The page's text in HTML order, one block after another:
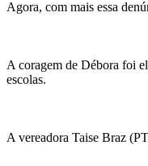
Agora, com mais essa
A coragem de Débora foi
escolas.
A vereadora Taise Braz